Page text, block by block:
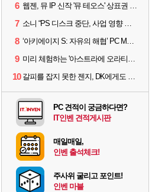
6 웹젠, 뮤 IP 신작 '뮤 테오스' 상표권 출원
7 소니 “PS 디스크 중단, 사업 영향 없다”
8 ‘아키에이지 S: 자유의 해협’ PC MMORPG로 개발한다
9 미리 체험하는 '아스트라에 오라티오'...NC, 8/19부터 CBT 참가자 모집
10 갈피를 잡지 못한 젠지, DK에게도 0:2 패배
PC 견적이 궁금하다면?
IT인벤 견적게시판
매일매일,
인벤 출석체크!
주사위 굴리고 포인트!
인벤 마블